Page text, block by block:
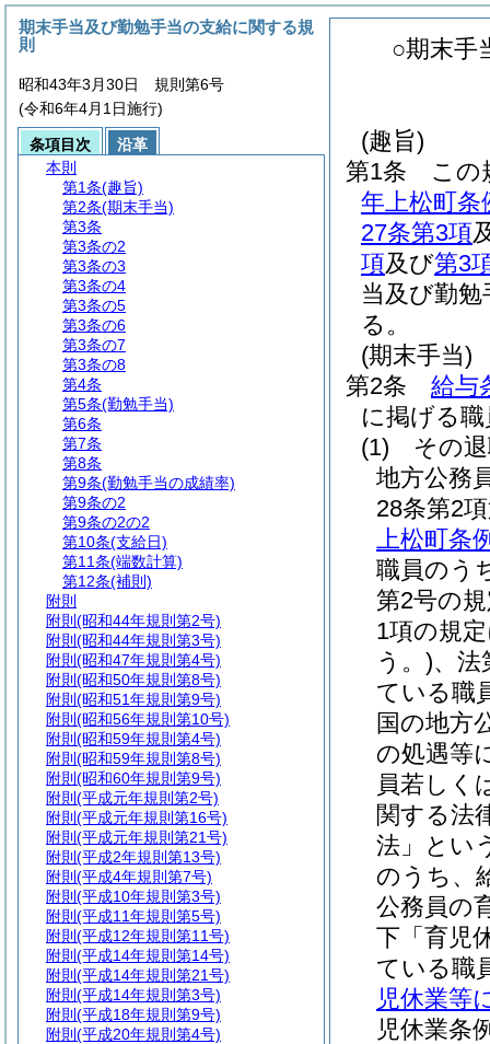
○期末手
(趣旨)
第1条
この
年上松町条
27条第3項
項及び第3
当及び勤
る。
(期末手当)
第2条
給与
に掲げる
(1)
その
地方公務
28条第2
上松町条
職員のう
第2号の
1項の規
う。)、法
ている職
国の地方
の処遇等
員若しく
関する法
法」とい
のうち、
公務員の
下「育児
ている職
児休業等
児休業条
期末手当及び勤勉手当の支給に関する規
則
昭和43年3月30日 規則第6号
(令和6年4月1日施行)
条項目次
沿革
本則
第1条(趣旨)
第2条(期末手当)
第3条
第3条の2
第3条の3
第3条の4
第3条の5
第3条の6
第3条の7
第3条の8
第4条
第5条(勤勉手当)
第6条
第7条
第8条
第9条(勤勉手当の成績率)
第9条の2
第9条の2の2
第10条(支給日)
第11条(端数計算)
第12条(補則)
附則
附則 (昭和44年規則第2号)
附則 (昭和44年規則第3号)
附則 (昭和47年規則第4号)
附則 (昭和50年規則第8号)
附則 (昭和51年規則第9号)
附則 (昭和56年規則第10号)
附則 (昭和59年規則第4号)
附則 (昭和59年規則第8号)
附則 (昭和60年規則第9号)
附則 (平成元年規則第2号)
附則 (平成元年規則第16号)
附則 (平成元年規則第21号)
附則 (平成2年規則第13号)
附則 (平成4年規則第7号)
附則 (平成10年規則第3号)
附則 (平成11年規則第5号)
附則 (平成12年規則第11号)
附則 (平成14年規則第14号)
附則 (平成14年規則第21号)
附則 (平成14年規則第3号)
附則 (平成18年規則第9号)
附則 (平成20年規則第4号)